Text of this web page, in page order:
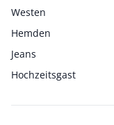
Westen
Hemden
Jeans
Hochzeitsgast